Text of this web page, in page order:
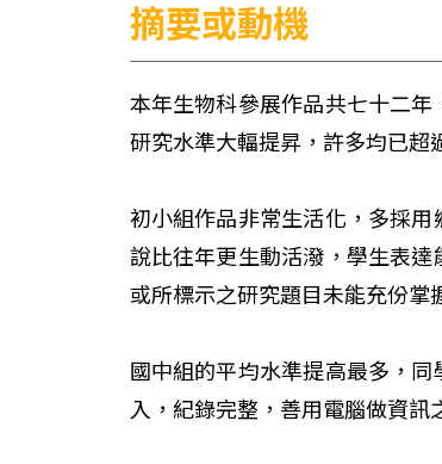
摘要或動機
本年生物科參展作品共七十二
研究水準大輻提昇，許多均已超
初小組作品非常生活化，多採
說比往年更生動活潑，學生表
或所標示之研究題目未能充份掌
國中組的平均水準提高最多，
入，紀錄完整，善用電腦做資訊